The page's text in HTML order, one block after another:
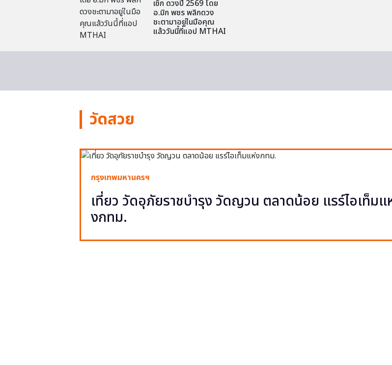
เช็ก ดวงปี 2569 โดย
อ.มิก พชร พลิกดวง
ชะตามาอยู่ในมือคุณ
แล้ววันนี้ที่แอป MTHAI
วัดสวย
กรุงเทพมหานครฯ
เที่ยว วัดอุภัยราชบำรุง วัดญวน ตลาดน้อย แรร์ไอเท็มแ
งกทม.